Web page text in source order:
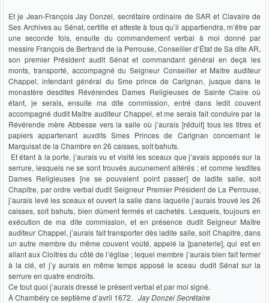
Et je Jean-François Jay Donzel, secrétaire ordinaire de SAR et Clavaire de
Ses Archives au Sénat, certifie et atteste à tous qu’il appartiendra, m’être par
une seconde fois, ensuite du commandement verbal à moi donné par
messire François de Bertrand de la Perrouse, Conseiller d’État de Sa dite AR,
son premier Président audit Sénat et commandant général en deçà les
monts, transporté, accompagné du Seigneur Conseiller et Maître auditeur
Chappel, intendant général du Sme prince de Carignan, jusque dans le
monastère desdites Révérendes Dames Religieuses de Sainte Claire où
étant, je serais, ensuite ma dite commission, entré dans ledit couvent
accompagné dudit Maître auditeur Chappel, et me serais fait conduire par la
Révérende mère Abbesse vers la salle où j’aurais [réduit] tous les titres et
papiers appartenant auxdits Smes Princes de Carignan concernant le
Marquisat de la Chambre en 26 caisses, soit bahuts.
Et étant à la porte, j’aurais vu et visité les sceaux que j’avais apposés sur la
serrure, lesquels ne se sont trouvés aucunement altérés ; et comme lesdites
Dames Religieuses [ne se pouvaient point passer] de ladite salle, soit
Chapitre, par ordre verbal dudit Seigneur Premier Président de La Perrouse,
j’aurais levé les sceaux et ouvert la salle dans laquelle j’aurais trouvé les 26
caisses, soit bahuts, bien dûment fermés et cachetés. Lesquels, toujours en
exécution de ma dite commission, et en présence dudit Seigneur Maître
auditeur Chappel, j’aurais fait transporter dès ladite salle, soit Chapitre, dans
un autre membre du même couvent voûté, appelé la [paneterie], qui est en
allant aux Cloîtres du côté de l’église ; lequel membre j’aurais bien fait fermer
à la clé, et j’y aurais en même temps apposé le sceau dudit Sénat sur la
serrure en quatre endroits.
Ce tout quoi j’aurais dressé le présent verbal et par moi signé.
À Chambéry ce septième d’avril 1672. Jay Donzel Secrétaire